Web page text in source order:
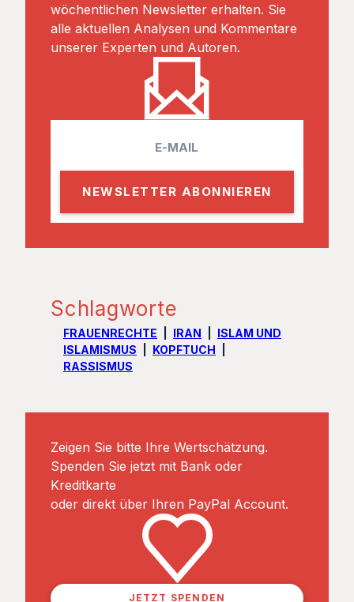
wöchentlichen Newsletter erhalten. Sie
alle aktuellen Analysen und Kommentare
unserer Experten und Autoren.
a
l
Schlagworte
FRAUENRECHTE IRAN
ISLAM UND
ISLAMISMUS
KOPFTUCH
RASSISMUS
Zeigen Sie bitte Ihre Wertschätzung.
Spenden Sie jetzt mit Bank oder
Kreditkarte
oder direkt über Ihren PayPal Account.
JETZT SPENDEN